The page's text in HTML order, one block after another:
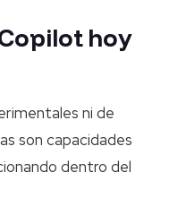
hoy
ni de
son capacidades
dentro del